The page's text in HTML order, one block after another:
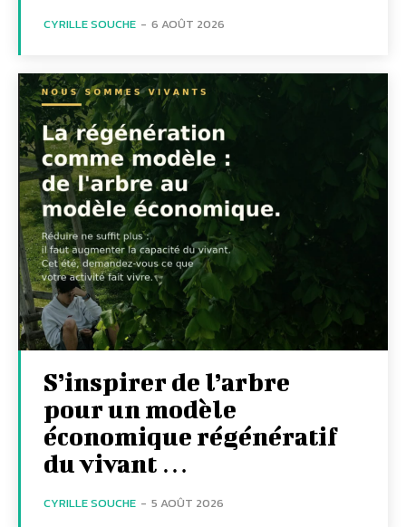
CYRILLE SOUCHE - 6 AOÛT 2026
S’inspirer de l’arbre
pour un modèle
économique régénératif
du vivant …
CYRILLE SOUCHE - 5 AOÛT 2026